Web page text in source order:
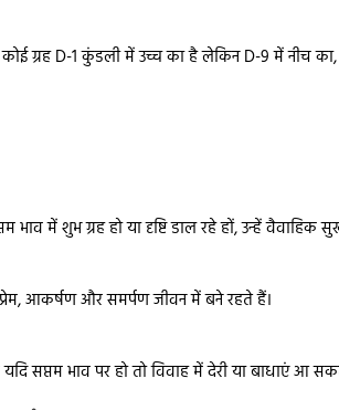
कोई ग्रह D-1 कुंडली में उच्च का है लेकिन D-9 में नीच
में शुभ ग्रह हो या दृष्टि डाल रहे हों, उन्हें वैवाहिक
आकर्षण और समर्पण जीवन में बने रहते हैं।
सप्तम भाव पर हो तो विवाह में देरी या बाधाएं आ